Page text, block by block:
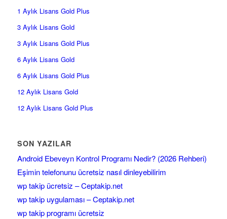
1 Aylık Lisans Gold Plus
3 Aylık Lisans Gold
3 Aylık Lisans Gold Plus
6 Aylık Lisans Gold
6 Aylık Lisans Gold Plus
12 Aylık Lisans Gold
12 Aylık Lisans Gold Plus
SON YAZILAR
Android Ebeveyn Kontrol Programı Nedir? (2026 Rehberi)
Eşimin telefonunu ücretsiz nasıl dinleyebilirim
wp takip ücretsiz – Ceptakip.net
wp takip uygulaması – Ceptakip.net
wp takip programı ücretsiz